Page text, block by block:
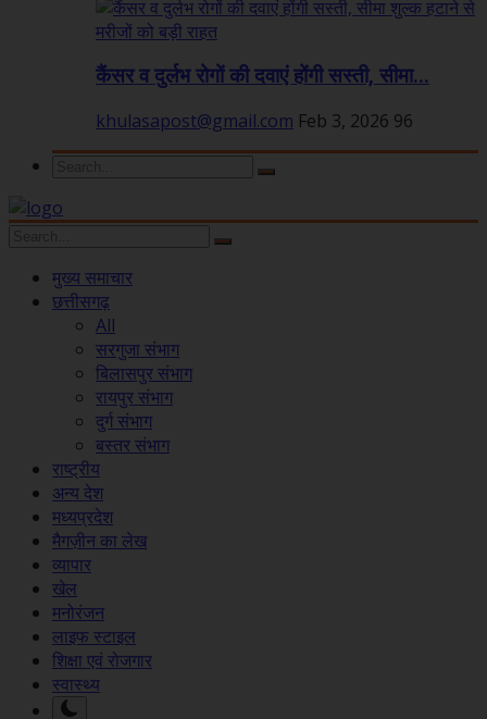
कैंसर व दुर्लभ रोगों की दवाएं होंगी सस्ती, सीमा...
khulasapost@gmail.com Feb 3, 2026 96
मुख्य समाचार
छत्तीसगढ़
All
सरगुजा संभाग
बिलासपुर संभाग
रायपुर संभाग
दुर्ग संभाग
बस्तर संभाग
राष्ट्रीय
अन्य देश
मध्यप्रदेश
मैगज़ीन का लेख
व्यापार
खेल
मनोरंजन
लाइफ स्टाइल
शिक्षा एवं रोजगार
स्वास्थ्य